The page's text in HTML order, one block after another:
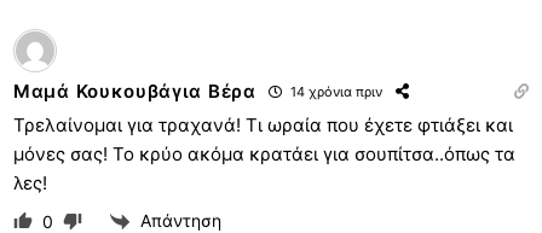
Μαμά Κουκουβάγια Βέρα 14 χρόνια πριν
Τρελαίνομαι για τραχανά! Τι ωραία που έχετε φτιάξει και
μόνες σας! Το κρύο ακόμα κρατάει για σουπίτσα..όπως τα
λες!
0 Απάντηση